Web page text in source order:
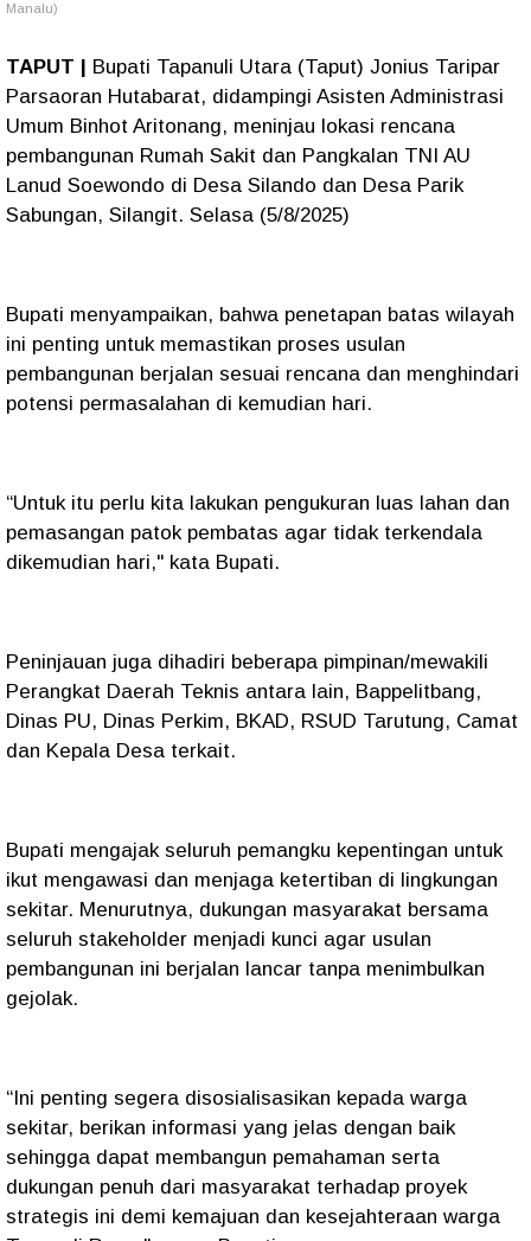
Manalu)
TAPUT | Bupati Tapanuli Utara (Taput) Jonius Taripar
Parsaoran Hutabarat, didampingi Asisten Administrasi
Umum Binhot Aritonang, meninjau lokasi rencana
pembangunan Rumah Sakit dan Pangkalan TNI AU
Lanud Soewondo di Desa Silando dan Desa Parik
Sabungan, Silangit. Selasa (5/8/2025)
Bupati menyampaikan, bahwa penetapan batas wilayah
ini penting untuk memastikan proses usulan
pembangunan berjalan sesuai rencana dan menghindari
potensi permasalahan di kemudian hari.
“Untuk itu perlu kita lakukan pengukuran luas lahan dan
pemasangan patok pembatas agar tidak terkendala
dikemudian hari," kata Bupati.
Peninjauan juga dihadiri beberapa pimpinan/mewakili
Perangkat Daerah Teknis antara lain, Bappelitbang,
Dinas PU, Dinas Perkim, BKAD, RSUD Tarutung, Camat
dan Kepala Desa terkait.
Bupati mengajak seluruh pemangku kepentingan untuk
ikut mengawasi dan menjaga ketertiban di lingkungan
sekitar. Menurutnya, dukungan masyarakat bersama
seluruh stakeholder menjadi kunci agar usulan
pembangunan ini berjalan lancar tanpa menimbulkan
gejolak.
“Ini penting segera disosialisasikan kepada warga
sekitar, berikan informasi yang jelas dengan baik
sehingga dapat membangun pemahaman serta
dukungan penuh dari masyarakat terhadap proyek
strategis ini demi kemajuan dan kesejahteraan warga